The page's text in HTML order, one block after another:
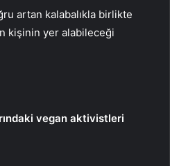
artan kalabalıkla birlikte
kişinin yer alabileceği
vegan aktivistleri